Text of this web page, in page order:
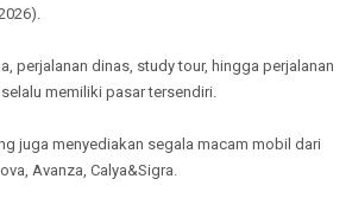
perjalanan dinas, study tour, hingga perjalanan
memiliki pasar tersendiri.
juga menyediakan segala macam mobil dari
Avanza, Calya&Sigra.